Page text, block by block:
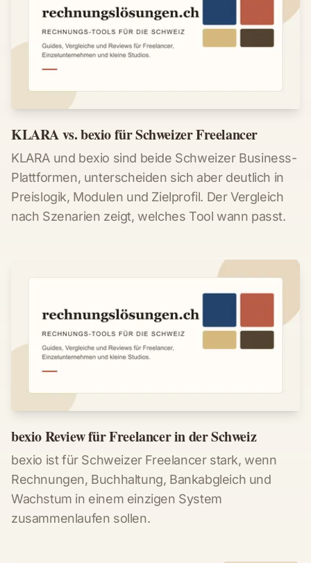
KLARA vs. bexio für Schweizer Freelancer
KLARA und bexio sind beide Schweizer Business-
Plattformen, unterscheiden sich aber deutlich in
Preislogik, Modulen und Zielprofil. Der Vergleich
nach Szenarien zeigt, welches Tool wann passt.
bexio Review für Freelancer in der Schweiz
bexio ist für Schweizer Freelancer stark, wenn
Rechnungen, Buchhaltung, Bankabgleich und
Wachstum in einem einzigen System
zusammenlaufen sollen.